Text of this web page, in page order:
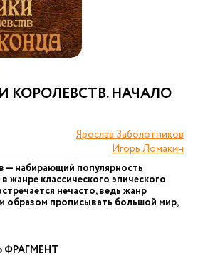
КОРОЛЕВСТВ. НАЧАЛО
Ярослав Заболотников
Игорь Ломакин
— набирающий популярность
жанре классического эпического
нечасто, ведь жанр
образом прописывать большой мир,